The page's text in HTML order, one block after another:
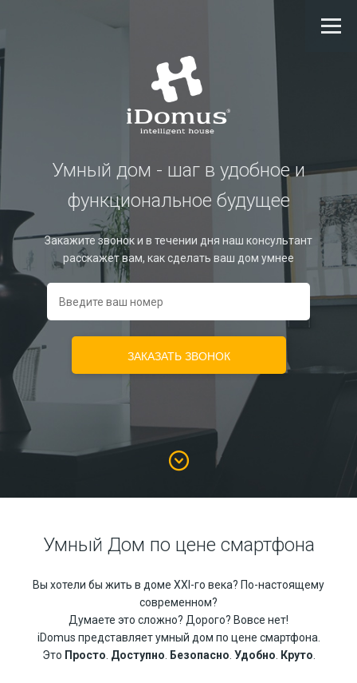
Умный дом - шаг в удобное и
функциональное будущее
Закажите звонок и в течении дня наш консультант
расскажет вам, как сделать ваш дом умнее
ЗАКАЗАТЬ ЗВОНОК
Умный Дом по цене смартфона
Вы хотели бы жить в доме XXI-го века? По-настоящему
современном?
Думаете это сложно? Дорого? Вовсе нет!
iDomus представляет умный дом по цене смартфона.
Это Просто Доступно Безопасно Удобно Круто